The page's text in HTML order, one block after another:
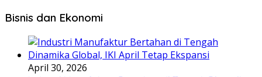
Bisnis dan Ekonomi
April 30, 2026